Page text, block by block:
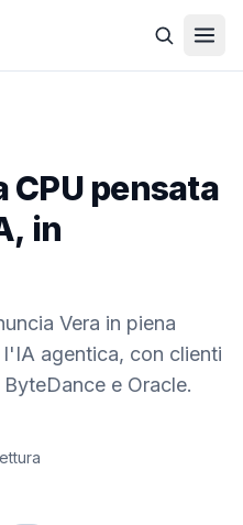
CPU pensata
in
Vera in piena
agentica, con clienti
e Oracle.